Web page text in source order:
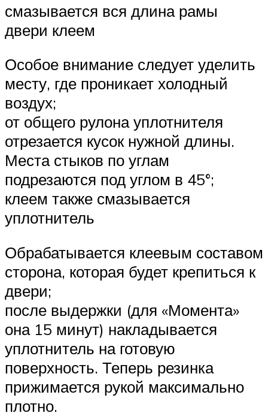
смазывается вся длина рамы
двери клеем
Особое внимание следует уделить
месту, где проникает холодный
воздух;
от общего рулона уплотнителя
отрезается кусок нужной длины.
Места стыков по углам
подрезаются под углом в 45°;
клеем также смазывается
уплотнитель
Обрабатывается клеевым составом
сторона, которая будет крепиться к
двери;
после выдержки (для «Момента»
она 15 минут) накладывается
уплотнитель на готовую
поверхность. Теперь резинка
прижимается рукой максимально
плотно.